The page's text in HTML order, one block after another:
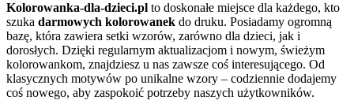
Kolorowanka-dla-dzieci.pl to doskonałe miejsce dla każdego, kto
szuka darmowych kolorowanek do druku. Posiadamy ogromną
bazę, która zawiera setki wzorów, zarówno dla dzieci, jak i
dorosłych. Dzięki regularnym aktualizacjom i nowym, świeżym
kolorowankom, znajdziesz u nas zawsze coś interesującego. Od
klasycznych motywów po unikalne wzory – codziennie dodajemy
coś nowego, aby zaspokoić potrzeby naszych użytkowników.